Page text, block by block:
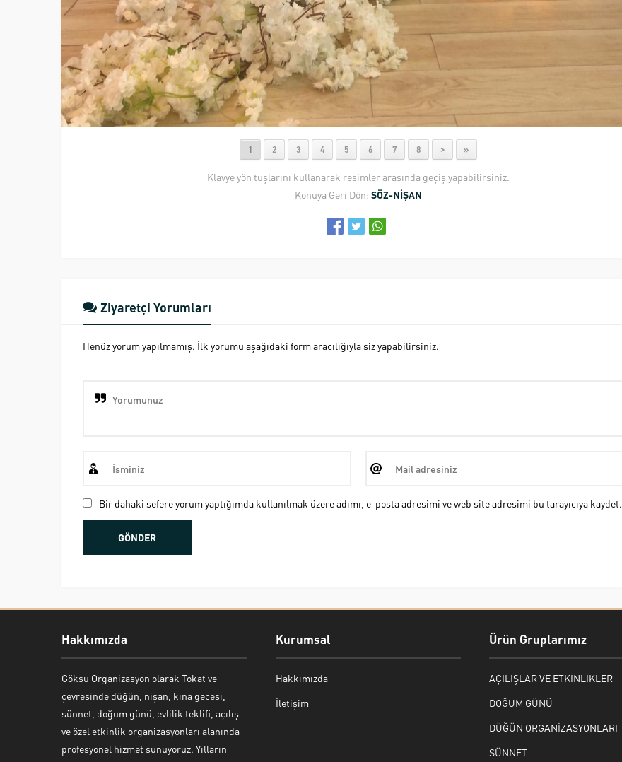
1 2 3 4 5 6 7 8 > »
Klavye yön tuşlarını kullanarak resimler arasında geçiş yapabilirsiniz.
Konuya Geri Dön: SÖZ-NİŞAN
Ziyaretçi Yorumları
Henüz yorum yapılmamış. İlk yorumu aşağıdaki form aracılığıyla siz yapabilirsiniz.
Bir dahaki sefere yorum yaptığımda kullanılmak üzere adımı, e-posta adresimi ve web site adresimi bu tarayıcıya kaydet.
Hakkımızda
Göksu Organizasyon olarak Tokat ve
çevresinde düğün, nişan, kına gecesi,
sünnet, doğum günü, evlilik teklifi, açılış
ve özel etkinlik organizasyonları alanında
profesyonel hizmet sunuyoruz. Yılların
Kurumsal
Hakkımızda
İletişim
Ürün Gruplarımız
AÇILIŞLAR VE ETKİNLİKLER
DOĞUM GÜNÜ
DÜĞÜN ORGANİZASYONLARI
SÜNNET
Bekir Kiper